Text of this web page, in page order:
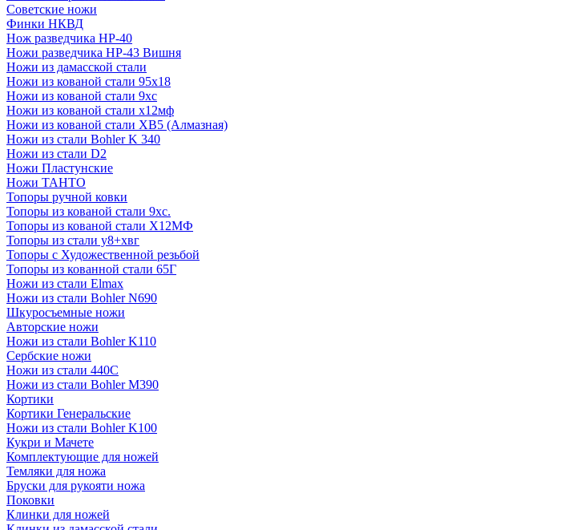
Советские ножи
Финки НКВД
Нож разведчика НР-40
Ножи разведчика НР-43 Вишня
Ножи из дамасской стали
Ножи из кованой стали 95х18
Ножи из кованой стали 9хс
Ножи из кованой стали х12мф
Ножи из кованой стали ХВ5 (Алмазная)
Ножи из стали Bohler K 340
Ножи из стали D2
Ножи Пластунские
Ножи ТАНТО
Топоры ручной ковки
Топоры из кованой стали 9хс.
Топоры из кованой стали Х12МФ
Топоры из стали у8+хвг
Топоры с Художественной резьбой
Топоры из кованной стали 65Г
Ножи из стали Elmax
Ножи из стали Bohler N690
Шкуросъемные ножи
Авторские ножи
Ножи из стали Bohler K110
Сербские ножи
Ножи из стали 440С
Ножи из стали Bohler M390
Кортики
Кортики Генеральские
Ножи из стали Bohler K100
Кукри и Мачете
Комплектующие для ножей
Темляки для ножа
Бруски для рукояти ножа
Поковки
Клинки для ножей